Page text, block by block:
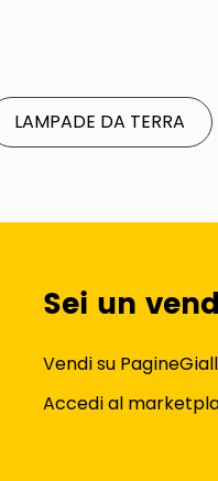
LAMPADE DA TERRA
Sei un
Vendi su
Accedi al